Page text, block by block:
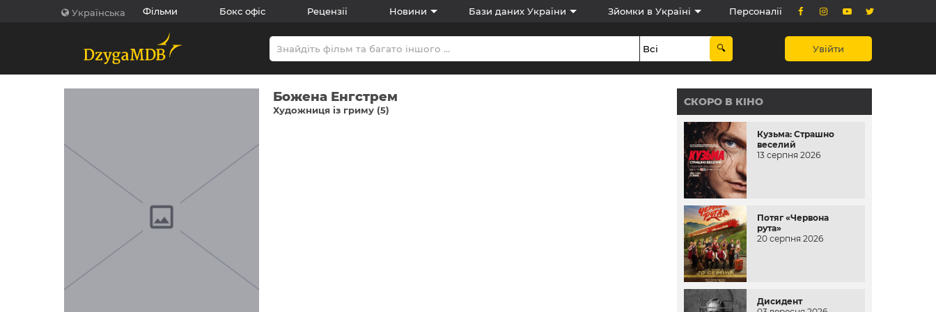
Українська Фільми Бокс офіс Рецензії Новини Бази даних України Зйомки в Україні Персоналії
Увійти
Божена Енгстрем
Художниця із гриму (5)
СКОРО В КІНО
Кузьма: Страшно
веселий
13 серпня 2026
Потяг «Червона
рута»
20 серпня 2026
Дисидент